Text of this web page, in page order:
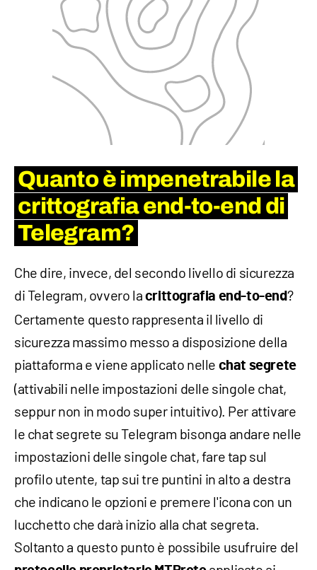
Quanto è impenetrabile la
crittografia end-to-end di
Telegram?
Che dire, invece, del secondo livello di sicurezza
di Telegram, ovvero la crittografia end-to-end?
Certamente questo rappresenta il livello di
sicurezza massimo messo a disposizione della
piattaforma e viene applicato nelle chat segrete
(attivabili nelle impostazioni delle singole chat,
seppur non in modo super intuitivo). Per attivare
le chat segrete su Telegram bisonga andare nelle
impostazioni delle singole chat, fare tap sul
profilo utente, tap sui tre puntini in alto a destra
che indicano le opzioni e premere l'icona con un
lucchetto che darà inizio alla chat segreta.
Soltanto a questo punto è possibile usufruire del